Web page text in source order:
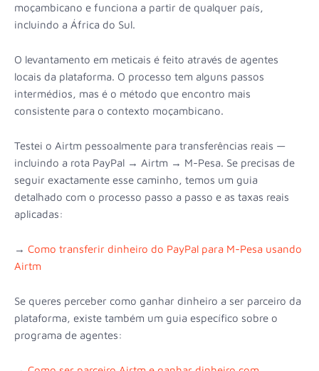
moçambicano e funciona a partir de qualquer país,
incluindo a África do Sul.
O levantamento em meticais é feito através de agentes
locais da plataforma. O processo tem alguns passos
intermédios, mas é o método que encontro mais
consistente para o contexto moçambicano.
Testei o Airtm pessoalmente para transferências reais —
incluindo a rota PayPal → Airtm → M-Pesa. Se precisas de
seguir exactamente esse caminho, temos um guia
detalhado com o processo passo a passo e as taxas reais
aplicadas:
→ Como transferir dinheiro do PayPal para M-Pesa usando
Airtm
Se queres perceber como ganhar dinheiro a ser parceiro da
plataforma, existe também um guia específico sobre o
programa de agentes: